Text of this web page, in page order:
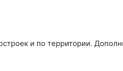
и по территории.